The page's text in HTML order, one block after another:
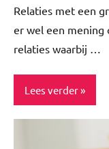
Relaties met een
er wel een mening
relaties waarbij …
Lees verder